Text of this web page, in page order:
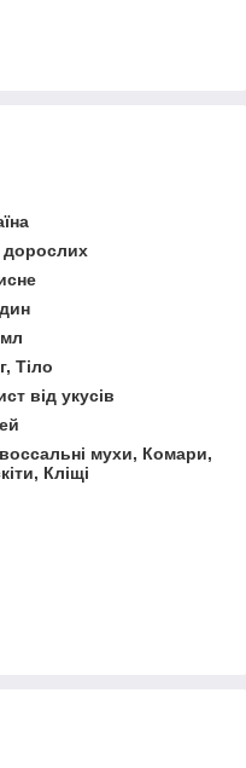
Тіло
від укусів
мухи, Комари,
Кліщі